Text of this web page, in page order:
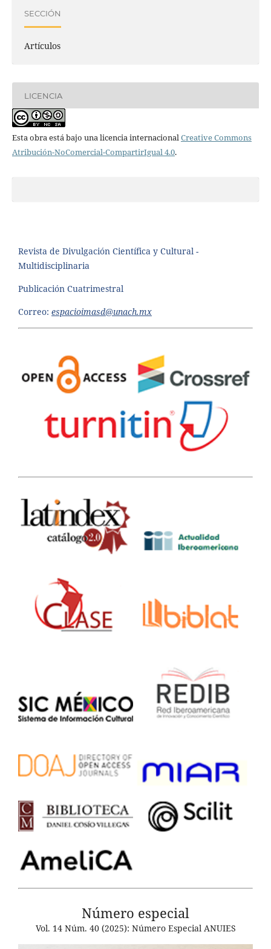
SECCIÓN
Artículos
LICENCIA
Esta obra está bajo una licencia internacionalCreative Commons
Atribución-NoComercial-CompartirIgual 4.0.
Revista de Divulgación Científica y Cultural -
Multidisciplinaria
Publicación Cuatrimestral
Correo: espacioimasd@unach.mx
Número especial
Vol. 14 Núm. 40 (2025): Número Especial ANUIES